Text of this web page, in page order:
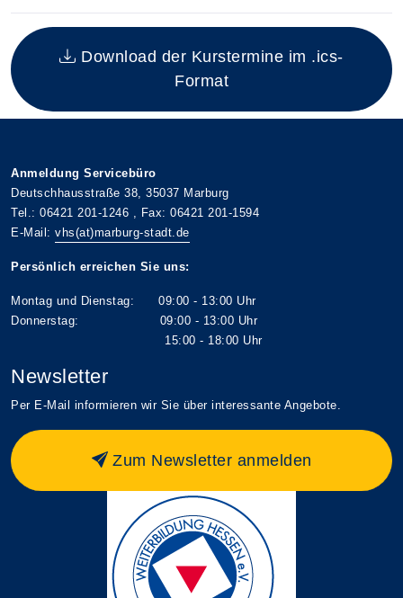
Insgesamt gibt es 5 Termine zum diesen Kurs
Download der Kurstermine im .ics-
Format
Anmeldung Servicebüro
Deutschhausstraße 38, 35037 Marburg
Tel.: 06421 201-1246 , Fax: 06421 201-1594
E-Mail: vhs(at)marburg-stadt.de
Persönlich erreichen Sie uns:
Montag und Dienstag: 09:00 - 13:00 Uhr
Donnerstag: 09:00 - 13:00 Uhr
15:00 - 18:00 Uhr
Newsletter
Per E-Mail informieren wir Sie über interessante Angebote.
Zum Newsletter anmelden